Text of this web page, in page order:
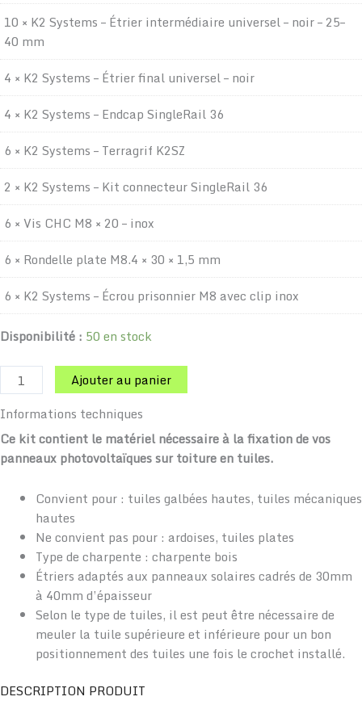
10 × K2 Systems – Étrier intermédiaire universel – noir – 25–
40 mm
4 × K2 Systems – Étrier final universel – noir
4 × K2 Systems – Endcap SingleRail 36
6 × K2 Systems – Terragrif K2SZ
2 × K2 Systems – Kit connecteur SingleRail 36
6 × Vis CHC M8 × 20 – inox
6 × Rondelle plate M8.4 × 30 × 1,5 mm
6 × K2 Systems – Écrou prisonnier M8 avec clip inox
Disponibilité : 50 en stock
Ajouter au panier
Informations techniques
Ce kit contient le matériel nécessaire à la fixation de vos
panneaux photovoltaïques sur toiture en tuiles.
Convient pour : tuiles galbées hautes, tuiles mécaniques
hautes
Ne convient pas pour : ardoises, tuiles plates
Type de charpente : charpente bois
Étriers adaptés aux panneaux solaires cadrés de 30mm
à 40mm d’épaisseur
Selon le type de tuiles, il est peut être nécessaire de
meuler la tuile supérieure et inférieure pour un bon
positionnement des tuiles une fois le crochet installé.
DESCRIPTION PRODUIT